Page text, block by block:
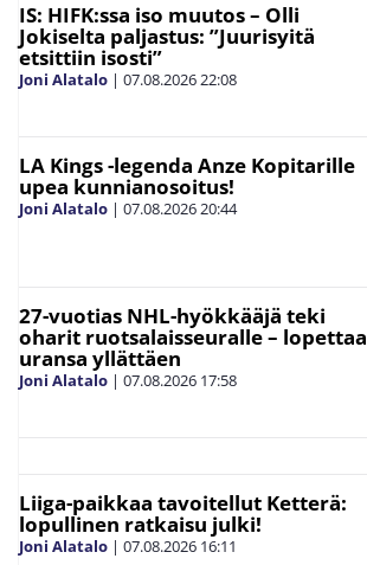
IS: HIFK:ssa iso muutos – Olli
Jokiselta paljastus: ”Juurisyitä
etsittiin isosti”
Joni Alatalo | 07.08.202622:08
LA Kings -legenda Anze Kopitarille
upea kunnianosoitus!
Joni Alatalo | 07.08.202620:44
27-vuotias NHL-hyökkääjä teki
oharit ruotsalaisseuralle – lopettaa
uransa yllättäen
Joni Alatalo | 07.08.2026 17:58
Liiga-paikkaa tavoitellut Ketterä:
lopullinen ratkaisu julki!
Joni Alatalo | 07.08.2026 16:11